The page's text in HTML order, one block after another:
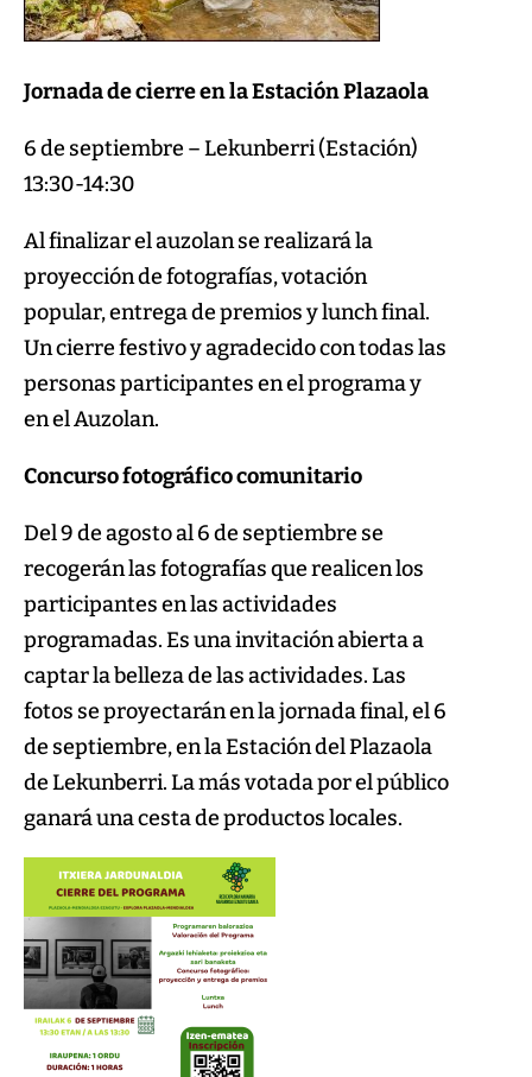
Jornada de cierre en la Estación Plazaola
6 de septiembre – Lekunberri (Estación)
13:30-14:30
Al finalizar el auzolan se realizará la
proyección de fotografías, votación
popular, entrega de premios y lunch final.
Un cierre festivo y agradecido con todas las
personas participantes en el programa y
en el Auzolan.
Concurso fotográfico comunitario
Del 9 de agosto al 6 de septiembre se
recogerán las fotografías que realicen los
participantes en las actividades
programadas. Es una invitación abierta a
captar la belleza de las actividades. Las
fotos se proyectarán en la jornada final, el 6
de septiembre, en la Estación del Plazaola
de Lekunberri. La más votada por el público
ganará una cesta de productos locales.